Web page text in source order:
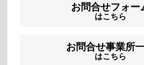
お問合せフォー
はこちら
お問合せ事業所
はこちら